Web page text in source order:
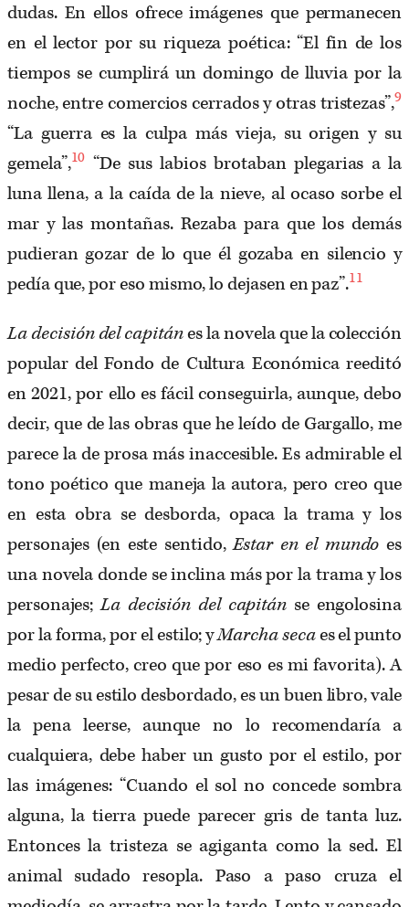
dudas. En ellos ofrece imágenes que permanecen
en el lector por su riqueza poética: “El fin de los
tiempos se cumplirá un domingo de lluvia por la
noche, entre comercios cerrados y otras tristezas”,9
“La guerra es la culpa más vieja, su origen y su
gemela”,10 “De sus labios brotaban plegarias a la
luna llena, a la caída de la nieve, al ocaso sorbe el
mar y las montañas. Rezaba para que los demás
pudieran gozar de lo que él gozaba en silencio y
pedía que, por eso mismo, lo dejasen en paz”.11
La decisión del capitánes la novela que la colección
popular del Fondo de Cultura Económica reeditó
en 2021, por ello es fácil conseguirla, aunque, debo
decir, que de las obras que he leído de Gargallo, me
parece la de prosa más inaccesible. Es admirable el
tono poético que maneja la autora, pero creo que
en esta obra se desborda, opaca la trama y los
personajes (en este sentido,Estar en el mundoes
una novela donde se inclina más por la trama y los
personajes;La decisión del capitán se engolosina
por la forma, por el estilo; yMarcha secaes el punto
medio perfecto, creo que por eso es mi favorita). A
pesar de su estilo desbordado, es un buen libro, vale
la pena leerse, aunque no lo recomendaría a
cualquiera, debe haber un gusto por el estilo, por
las imágenes: “Cuando el sol no concede sombra
alguna, la tierra puede parecer gris de tanta luz.
Entonces la tristeza se agiganta como la sed. El
animal sudado resopla. Paso a paso cruza el